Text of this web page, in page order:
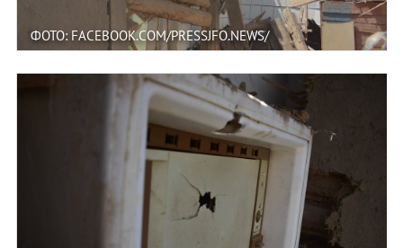
ФОТО: FACEBOOK.COM/PRESSJFO.NEWS/